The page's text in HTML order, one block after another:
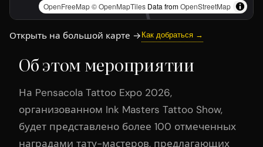
OpenFreeMap© OpenMapTiles Data fromOpenStreetMap
Открыть на большой карте → Как добраться →
Об этом мероприятии
На Pensacola Tattoo Expo 2026,
организованном Ink Masters Tattoo Show,
будет представлено более 100 отмеченных
наградами тату-мастеров, предлагающих